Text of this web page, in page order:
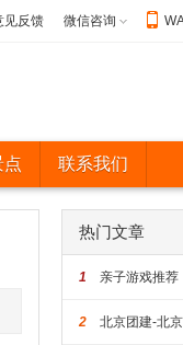
见反馈 微信咨询
点 联系我们
热门文章
1 亲子游戏推荐
2 北京团建-北